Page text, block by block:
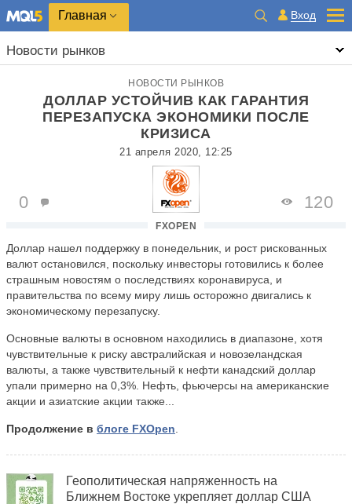
Главная Вход
Новости рынков
НОВОСТИ РЫНКОВ
ДОЛЛАР УСТОЙЧИВ КАК ГАРАНТИЯ
ПЕРЕЗАПУСКА ЭКОНОМИКИ ПОСЛЕ
КРИЗИСА
21 апреля 2020, 12:25
FXOPEN
0 120
Доллар нашел поддержку в понедельник, и рост рискованных
валют остановился, поскольку инвесторы готовились к более
страшным новостям о последствиях коронавируса, и
правительства по всему миру лишь осторожно двигались к
экономическому перезапуску.
Основные валюты в основном находились в диапазоне, хотя
чувствительные к риску австралийская и новозеландская
валюты, а также чувствительный к нефти канадский доллар
упали примерно на 0,3%. Нефть, фьючерсы на американские
акции и азиатские акции также...
Продолжение в блоге FXOpen
Геополитическая напряженность на
Ближнем Востоке укрепляет доллар США